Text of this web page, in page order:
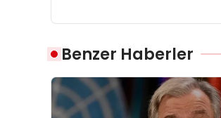
Benzer Haberler